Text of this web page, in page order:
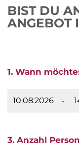
BIST DU
ANGEBOT
1. Wann
-
3. Anzahl